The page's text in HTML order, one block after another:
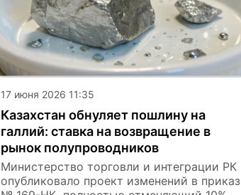
17 июня 2026 11:35
Казахстан обнуляет пошлину на
галлий: ставка на возвращение в
рынок полупроводников
Министерство торговли и интеграции РК
опубликовало проект изменений в приказ